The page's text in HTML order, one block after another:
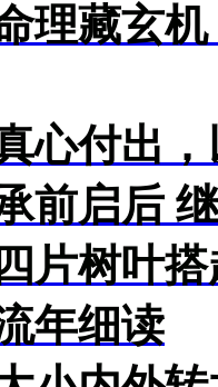
理藏玄
心付出
前启后
四片树叶
年细读